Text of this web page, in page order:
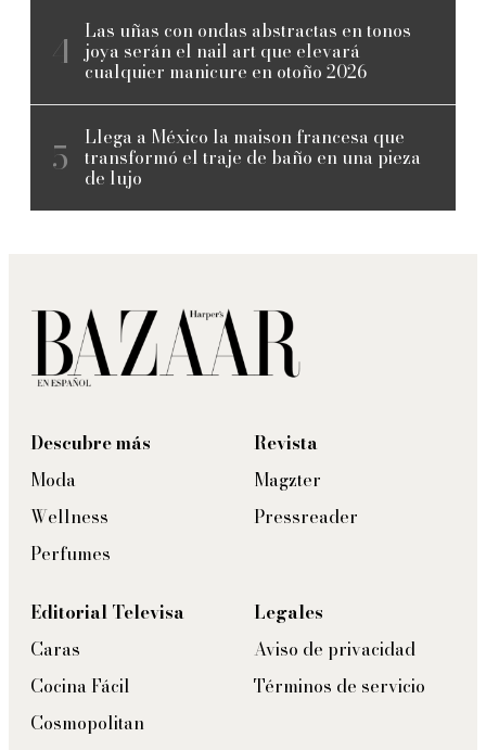
Las uñas con ondas abstractas en tonos
joya serán el nail art que elevará
cualquier manicure en otoño 2026
Llega a México la maison francesa que
transformó el traje de baño en una pieza
de lujo
Descubre más
Moda
Wellness
Perfumes
Revista
Magzter
Pressreader
Editorial Televisa
Caras
Cocina Fácil
Cosmopolitan
Legales
Aviso de privacidad
Términos de servicio